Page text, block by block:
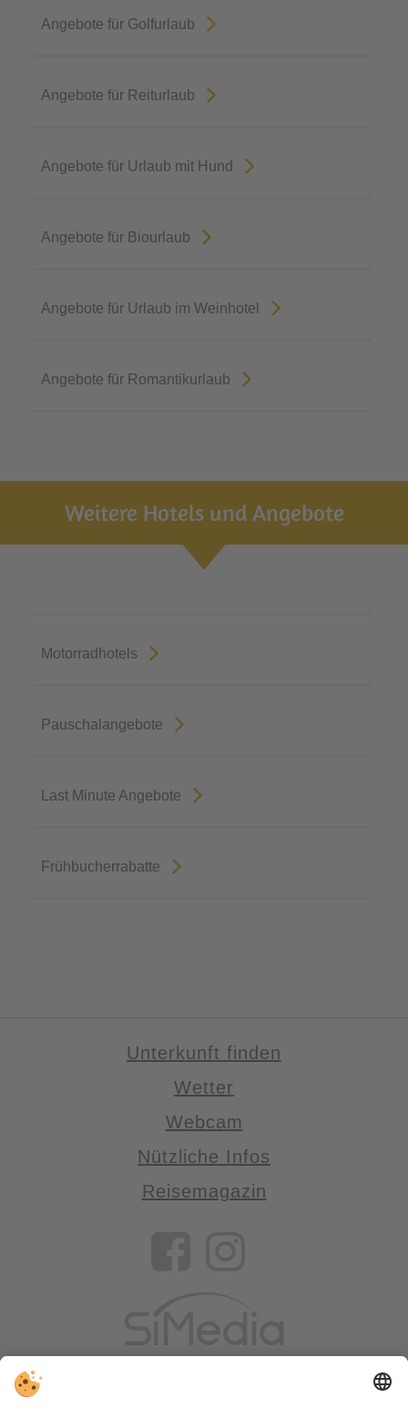
Angebote für Golfurlaub
Angebote für Reiturlaub
Angebote für Urlaub mit Hund
Angebote für Biourlaub
Angebote für Urlaub im Weinhotel
Angebote für Romantikurlaub
Weitere Hotels und Angebote
Motorradhotels
Pauschalangebote
Last Minute Angebote
Frühbucherrabatte
Unterkunft finden
Wetter
Webcam
Nützliche Infos
Reisemagazin
VIVOSüdtirol ist das Reiseportal für alle, die Südtirol nicht nur